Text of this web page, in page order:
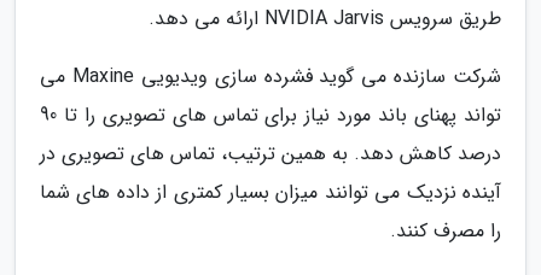
طریق سرویس NVIDIA Jarvis ارائه می دهد.
شرکت سازنده می گوید فشرده سازی ویدیویی Maxine می
تواند پهنای باند مورد نیاز برای تماس های تصویری را تا 90
درصد کاهش دهد. به همین ترتیب، تماس های تصویری در
آینده نزدیک می توانند میزان بسیار کمتری از داده های شما
را مصرف کنند.